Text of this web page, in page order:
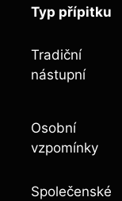
Typ přípitku
Tradiční
nástupní
Osobní
vzpomínky
Společenské